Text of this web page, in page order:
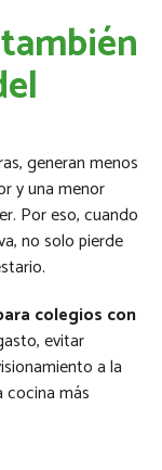
generan menos
y una menor
Por eso, cuando
no solo pierde
colegios con
evitar
a la
cocina más